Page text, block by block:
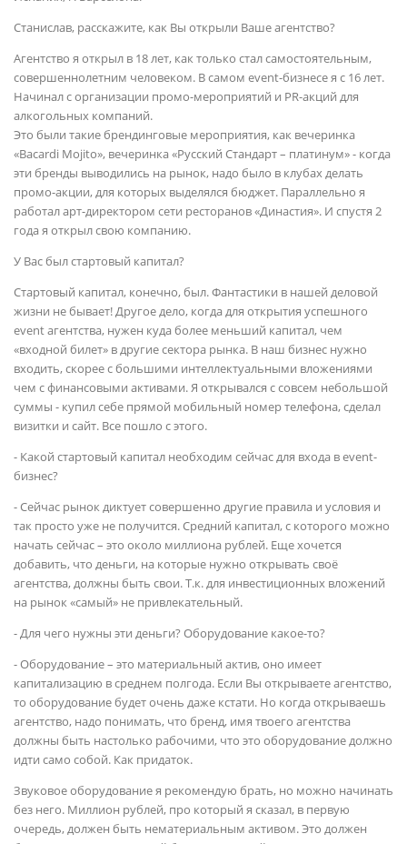
Станислав, расскажите, как Вы открыли Ваше агентство?
Агентство я открыл в 18 лет, как только стал самостоятельным,
совершеннолетним человеком. В самом event-бизнесе я с 16 лет.
Начинал с организации промо-мероприятий и PR-акций для
алкогольных компаний.
Это были такие брендинговые мероприятия, как вечеринка
«Bacardi Mojito», вечеринка «Русский Стандарт – платинум» - когда
эти бренды выводились на рынок, надо было в клубах делать
промо-акции, для которых выделялся бюджет. Параллельно я
работал арт-директором сети ресторанов «Династия». И спустя 2
года я открыл свою компанию.
У Вас был стартовый капитал?
Стартовый капитал, конечно, был. Фантастики в нашей деловой
жизни не бывает! Другое дело, когда для открытия успешного
event агентства, нужен куда более меньший капитал, чем
«входной билет» в другие сектора рынка. В наш бизнес нужно
входить, скорее с большими интеллектуальными вложениями
чем с финансовыми активами. Я открывался с совсем небольшой
суммы - купил себе прямой мобильный номер телефона, сделал
визитки и сайт. Все пошло с этого.
- Какой стартовый капитал необходим сейчас для входа в event-
бизнес?
- Сейчас рынок диктует совершенно другие правила и условия и
так просто уже не получится. Средний капитал, с которого можно
начать сейчас – это около миллиона рублей. Еще хочется
добавить, что деньги, на которые нужно открывать своё
агентства, должны быть свои. Т.к. для инвестиционных вложений
на рынок «самый» не привлекательный.
- Для чего нужны эти деньги? Оборудование какое-то?
- Оборудование – это материальный актив, оно имеет
капитализацию в среднем полгода. Если Вы открываете агентство,
то оборудование будет очень даже кстати. Но когда открываешь
агентство, надо понимать, что бренд, имя твоего агентства
должны быть настолько рабочими, что это оборудование должно
идти само собой. Как придаток.
Звуковое оборудование я рекомендую брать, но можно начинать
без него. Миллион рублей, про который я сказал, в первую
очередь, должен быть нематериальным активом. Это должен